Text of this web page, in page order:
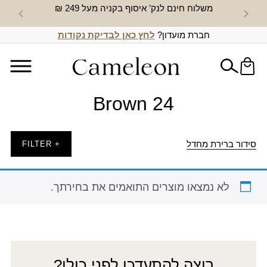
משלוח חינם לנק’ איסוף בקניה מעל 249 ₪ חדש
חברת מועדון? לחץ כאן לבדיקת נקודות
Brown 24
סידור ברירת מחדל + FILTER
לא נמצאו מוצרים התואמים את בחירתך.